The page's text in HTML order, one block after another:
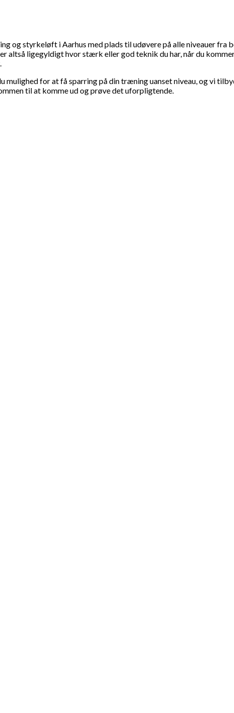
og styrkeløft i Aarhus med plads til udøvere på alle niveauer
ligegyldigt hvor stærk eller god teknik du har, når du
mulighed for at få sparring på din træning uanset niveau, og vi
til at komme ud og prøve det uforpligtende.